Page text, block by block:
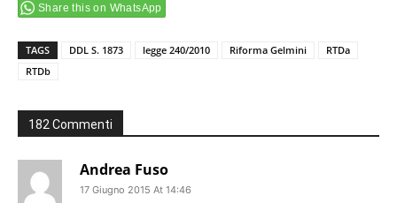
Share this on WhatsApp
TAGS DDL S. 1873 legge 240/2010 Riforma Gelmini
RTDa
RTDb
182 Commenti
Andrea Fuso
17 Giugno 2015 At 14:46